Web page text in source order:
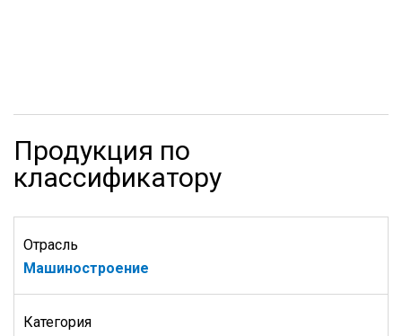
Продукция по
классификатору
Отрасль
Машиностроение
Категория